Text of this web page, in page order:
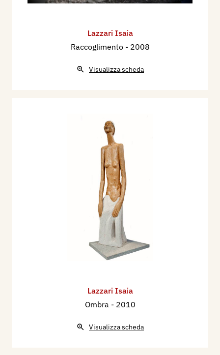
Lazzari Isaia
Raccoglimento - 2008
Visualizza scheda
Lazzari Isaia
Ombra - 2010
Visualizza scheda